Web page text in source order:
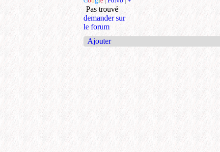
Pas trouvé
demander sur
le forum
Ajouter